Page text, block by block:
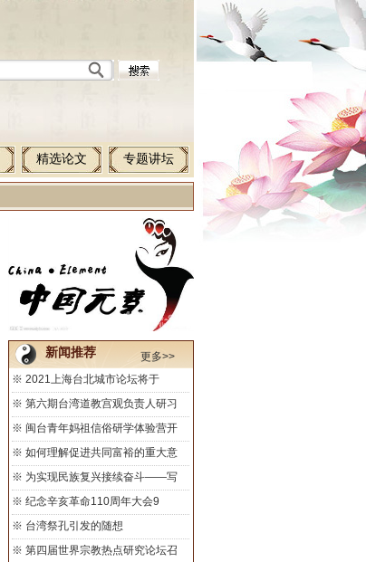
精选论文 专题讲坛
新闻推荐
更多>>
※ 2021上海台北城市论坛将于
※ 第六期台湾道教宫观负责人研习
※ 闽台青年妈祖信俗研学体验营开
※ 如何理解促进共同富裕的重大意
※ 为实现民族复兴接续奋斗——写
※ 纪念辛亥革命110周年大会9
※ 台湾祭孔引发的随想
※ 第四届世界宗教热点研究论坛召